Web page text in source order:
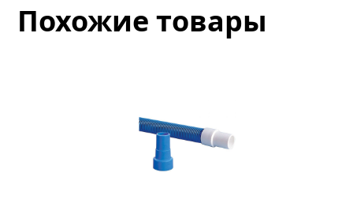
Похожие товары